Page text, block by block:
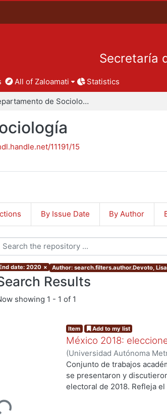
Secretaría
All of Zaloamati Statistics
Departamento de Sociología
11191/15
By Issue Date By Author
date: 2020 × Author: search.filters.author.Devoto,
Results
showing 1 - 1 of 1
Item Add to my list
México 2018:
(Universidad Autónoma
Ciencias Sociales y
Osornio Guerrero, María
Héctor;Navarrete Vela,
Conjunto de trabajos
se presentaron y
electoral de 2018. Refleja